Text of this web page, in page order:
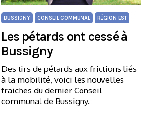
BUSSIGNY CONSEIL COMMUNAL RÉGION EST
Les pétards ont cessé à
Bussigny
Des tirs de pétards aux frictions liés
à la mobilité, voici les nouvelles
fraiches du dernier Conseil
communal de Bussigny.